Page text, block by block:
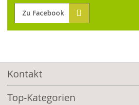
Zu Facebook
Kontakt
Top-Kategorien